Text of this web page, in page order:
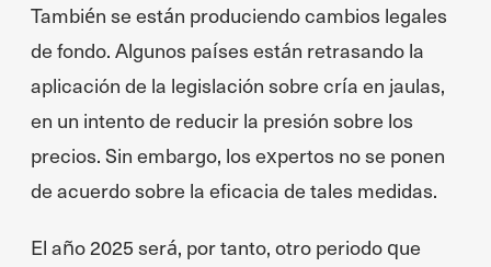
También se están produciendo cambios legales
de fondo. Algunos países están retrasando la
aplicación de la legislación sobre cría en jaulas,
en un intento de reducir la presión sobre los
precios. Sin embargo, los expertos no se ponen
de acuerdo sobre la eficacia de tales medidas.
El año 2025 será, por tanto, otro periodo que